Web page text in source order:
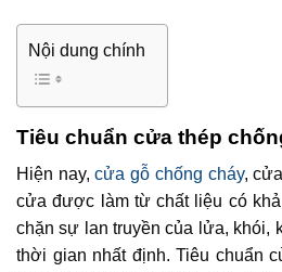
Nội dung chính
Tiêu chuẩn cửa thép
Hiện nay,cửa gỗ chống cháy,
cửa được làm từ chất liệu có
chặn sự lan truyền của lửa, khói,
thời gian nhất định. Tiêu chuẩn